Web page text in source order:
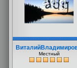
Местный